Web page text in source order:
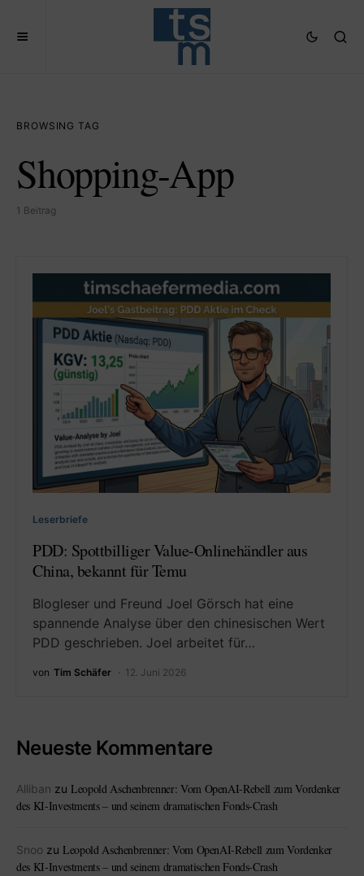
BROWSING TAG
Shopping-App
1 Beitrag
Leserbriefe
PDD: Spottbilliger Value-Onlinehändler aus
China, bekannt für Temu
Blogleser und Freund Joel Görsch hat eine
spannende Analyse über den chinesischen Wert
PDD geschrieben. Joel arbeitet für…
von Tim Schäfer 12. Juni 2026
Neueste Kommentare
Alliban zu Leopold Aschenbrenner: Vom OpenAI-Rebell zum Vordenker
des KI-Investments – und seinem dramatischen Fonds-Crash
Snoo zu Leopold Aschenbrenner: Vom OpenAI-Rebell zum Vordenker
des KI-Investments – und seinem dramatischen Fonds-Crash